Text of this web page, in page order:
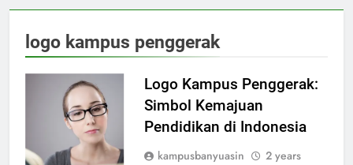
logo kampus penggerak
Logo Kampus Penggerak:
Simbol Kemajuan
Pendidikan di Indonesia
kampusbanyuasin
2 years